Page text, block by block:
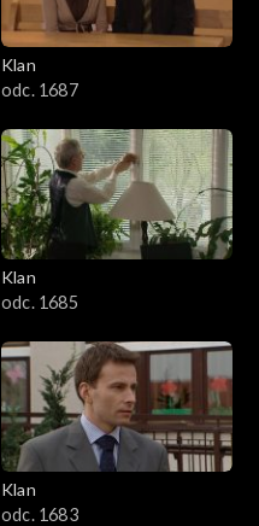
Klan
odc. 1687
Klan
odc. 1685
Klan
odc. 1683